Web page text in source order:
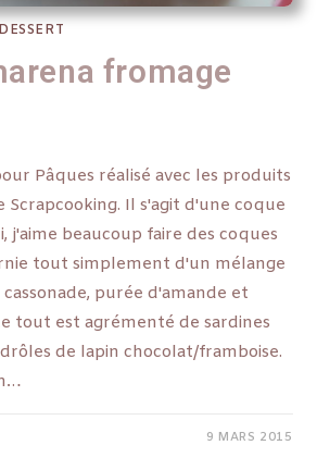
fromage
Pâques réalisé avec les produits
Il s'agit d'une coque
j'aime beaucoup faire des coques
tout simplement d'un mélange
purée d'amande et
tout est agrémenté de sardines
de lapin chocolat/framboise.
9 MARS 2015